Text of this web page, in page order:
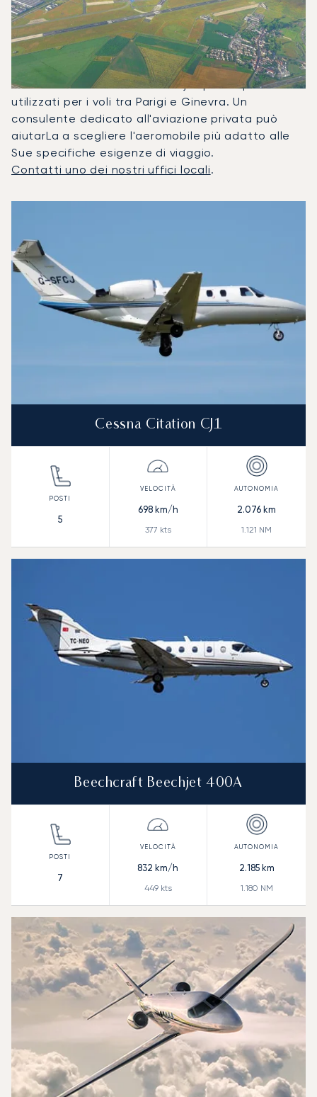
Frequentemente Tra Ginevra E
Parigi?
Nel 2025, il Citation CJ1, il Beechjet 400A e il
Citation Latitude sono stati i jet privati più
utilizzati per i voli tra Parigi e Ginevra. Un
consulente dedicato all'aviazione privata può
aiutarLa a scegliere l'aeromobile più adatto alle
Sue specifiche esigenze di viaggio.
Contatti uno dei nostri uffici locali.
Autonomia (NM)
Cessna Citation CJ1
5
698km/h
377 kts
2.076 km
1.121 NM
Beechcraft Beechjet 400A
7
832 km/h
449kts
2.185km
1.180 NM